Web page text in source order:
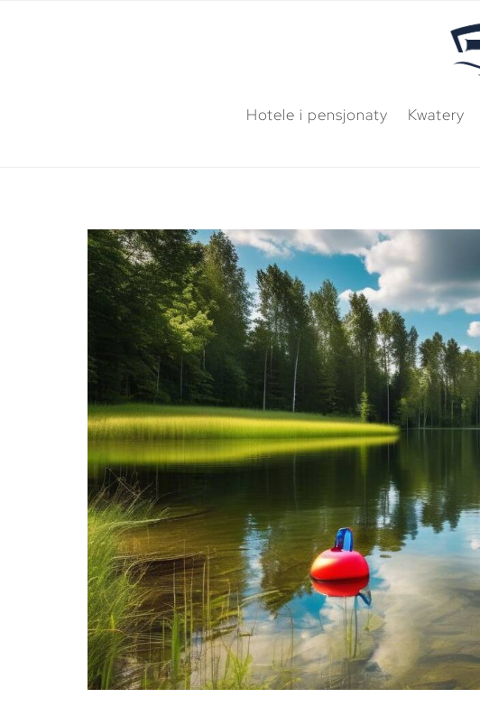
Hotele i pensjonaty Kwatery